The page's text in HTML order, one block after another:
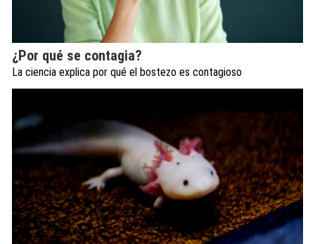
¿Por qué se contagia?
La ciencia explica por qué el bostezo es contagioso